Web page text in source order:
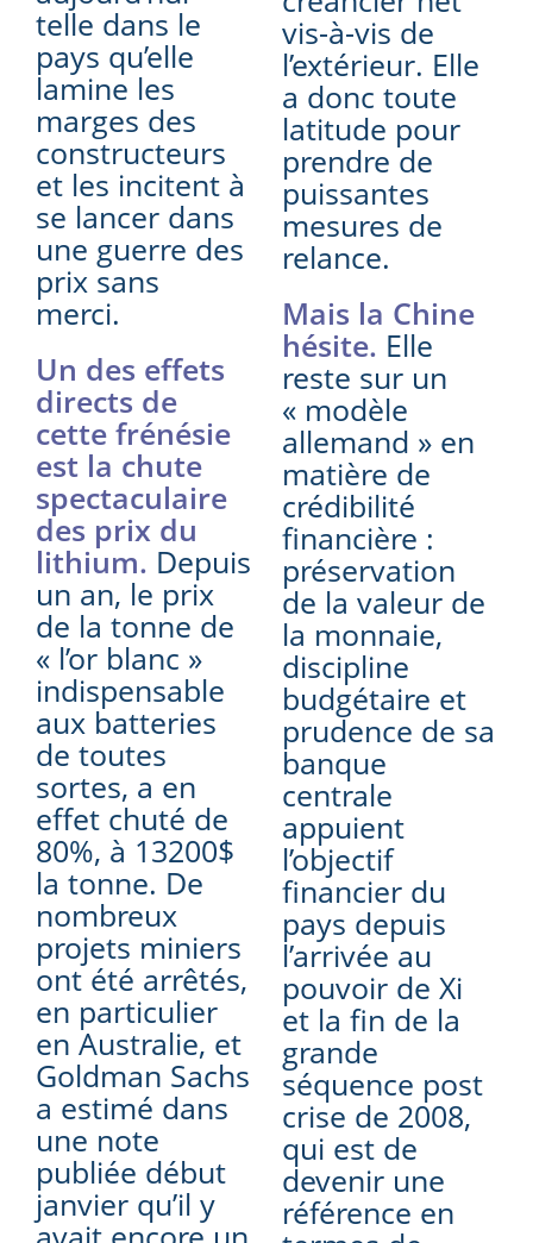
telle dans le
pays qu’elle
lamine les
marges des
constructeurs
et les incitent à
se lancer dans
une guerre des
prix sans
merci.
Un des effets
directs de
cette frénésie
est la chute
spectaculaire
des prix du
lithium. Depuis
un an, le prix
de la tonne de
« l’or blanc »
indispensable
aux batteries
de toutes
sortes, a en
effet chuté de
80%, à 13200$
la tonne. De
nombreux
projets miniers
ont été arrêtés,
en particulier
en Australie, et
Goldman Sachs
a estimé dans
une note
publiée début
janvier qu’il y
vis-à-vis de
l’extérieur. Elle
a donc toute
latitude pour
prendre de
puissantes
mesures de
relance.
Mais la Chine
hésite. Elle
reste sur un
« modèle
allemand » en
matière de
crédibilité
financière :
préservation
de la valeur de
la monnaie,
discipline
budgétaire et
prudence de sa
banque
centrale
appuient
l’objectif
financier du
pays depuis
l’arrivée au
pouvoir de Xi
et la fin de la
grande
séquence post
crise de 2008,
qui est de
devenir une
référence en